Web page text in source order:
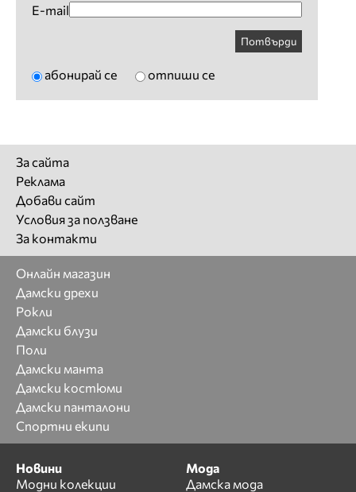
E-mail
Потвърди
абонирай се отпиши се
За сайта
Реклама
Добави сайт
Условия за ползване
За контакти
Онлайн магазин
Дамски дрехи
Рокли
Дамски блузи
Поли
Дамски манта
Дамски костюми
Дамски панталони
Спортни екипи
Новини
Модни колекции
Мода
Дамска мода